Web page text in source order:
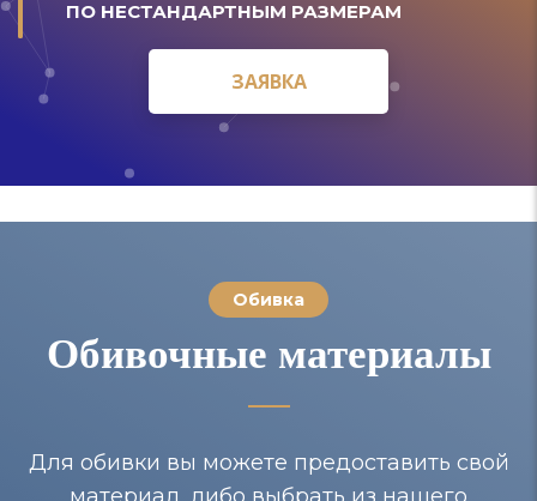
ПО НЕСТАНДАРТНЫМ РАЗМЕРАМ
ЗАЯВКА
ЗАЯВКА
Обивка
Обивочные материалы
Для обивки вы можете предоставить свой